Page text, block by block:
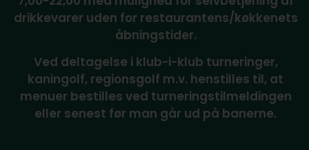
drikkevarer uden for restaurantens/køkkenets
åbningstider.
Ved deltagelse i klub-i-klub turneringer,
kaningolf, regionsgolf m.v. henstilles til, at
menuer bestilles ved turneringstilmeldingen
eller senest før man går ud på banerne.